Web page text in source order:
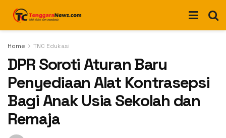
Home TNC Edukasi
DPR Soroti Aturan Baru
Penyediaan Alat Kontrasepsi
Bagi Anak Usia Sekolah dan
Remaja